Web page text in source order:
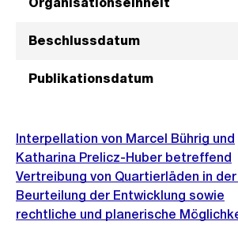
Beschlussdatum
Publikationsdatum
Interpellation von Marcel Bührig und
Katharina Prelicz-Huber betreffend
Vertreibung von Quartierläden in
Beurteilung der Entwicklung sowie
rechtliche und planerische